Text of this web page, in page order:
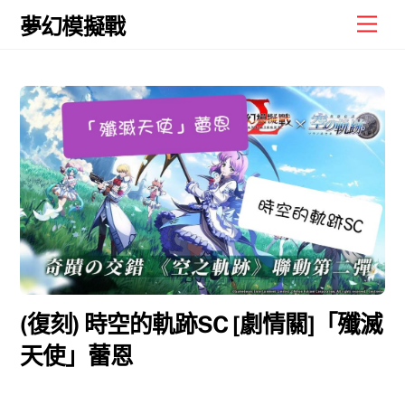
Skip
夢幻模擬戰
(復刻) 時空的軌跡SC [劇情關]「殲滅
天使」蕾恩